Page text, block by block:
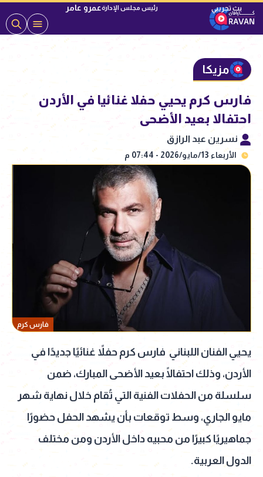
رئيس مجلس الإدارةعمرو عامر
مزيكا
فارس كرم يحيي حفلا غنائيا في الأردن
احتفالا بعيد الأضحى
نسرين عبد الرازق
الأربعاء 13/مايو/2026 - 07:44 م
فارس كرم
يحيي الفنان اللبناني فارس كرم حفلاً غنائيًا جديدًا في
الأردن، وذلك احتفالًا بعيد الأضحى المبارك، ضمن
سلسلة من الحفلات الفنية التي تُقام خلال نهاية شهر
مايو الجاري، وسط توقعات بأن يشهد الحفل حضورًا
جماهيريًا كبيرًا من محبيه داخل الأردن ومن مختلف
الدول العربية.